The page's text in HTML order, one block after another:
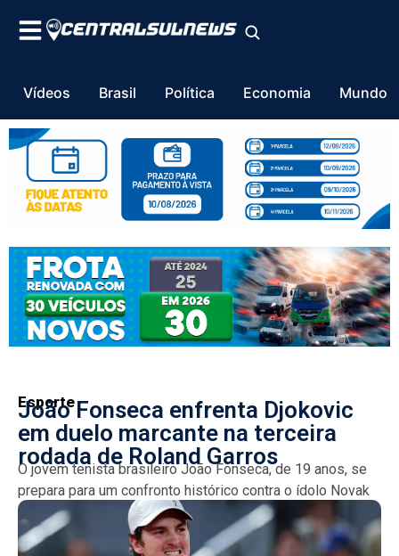
Vídeos Brasil Política Economia Mundo
Esporte
João Fonseca enfrenta Djokovic
em duelo marcante na terceira
rodada de Roland Garros
O jovem tenista brasileiro João Fonseca, de 19 anos, se
prepara para um confronto histórico contra o ídolo Novak
Djokovic, no saibro francês, em busca...